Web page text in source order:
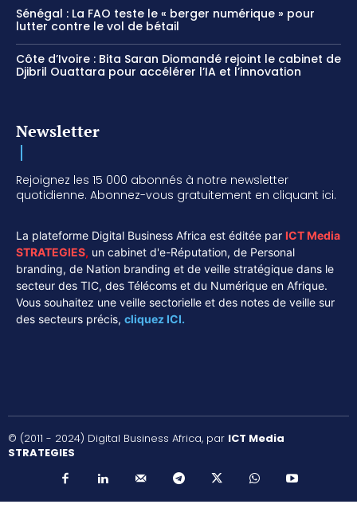
Sénégal : La FAO teste le « berger numérique » pour
lutter contre le vol de bétail
Côte d’Ivoire : Bita Saran Diomandé rejoint le cabinet de
Djibril Ouattara pour accélérer l’IA et l’innovation
Newsletter
Rejoignez les 15 000 abonnés à notre newsletter
quotidienne. Abonnez-vous gratuitement en cliquant ici.
La plateforme Digital Business Africa est éditée par ICT Media
STRATEGIES, un cabinet d'e-Réputation, de Personal
branding, de Nation branding et de veille stratégique dans le
secteur des TIC, des Télécoms et du Numérique en Afrique.
Vous souhaitez une veille sectorielle et des notes de veille sur
des secteurs précis, cliquez ICI.
© (2011 - 2024) Digital Business Africa, par ICT Media
STRATEGIES